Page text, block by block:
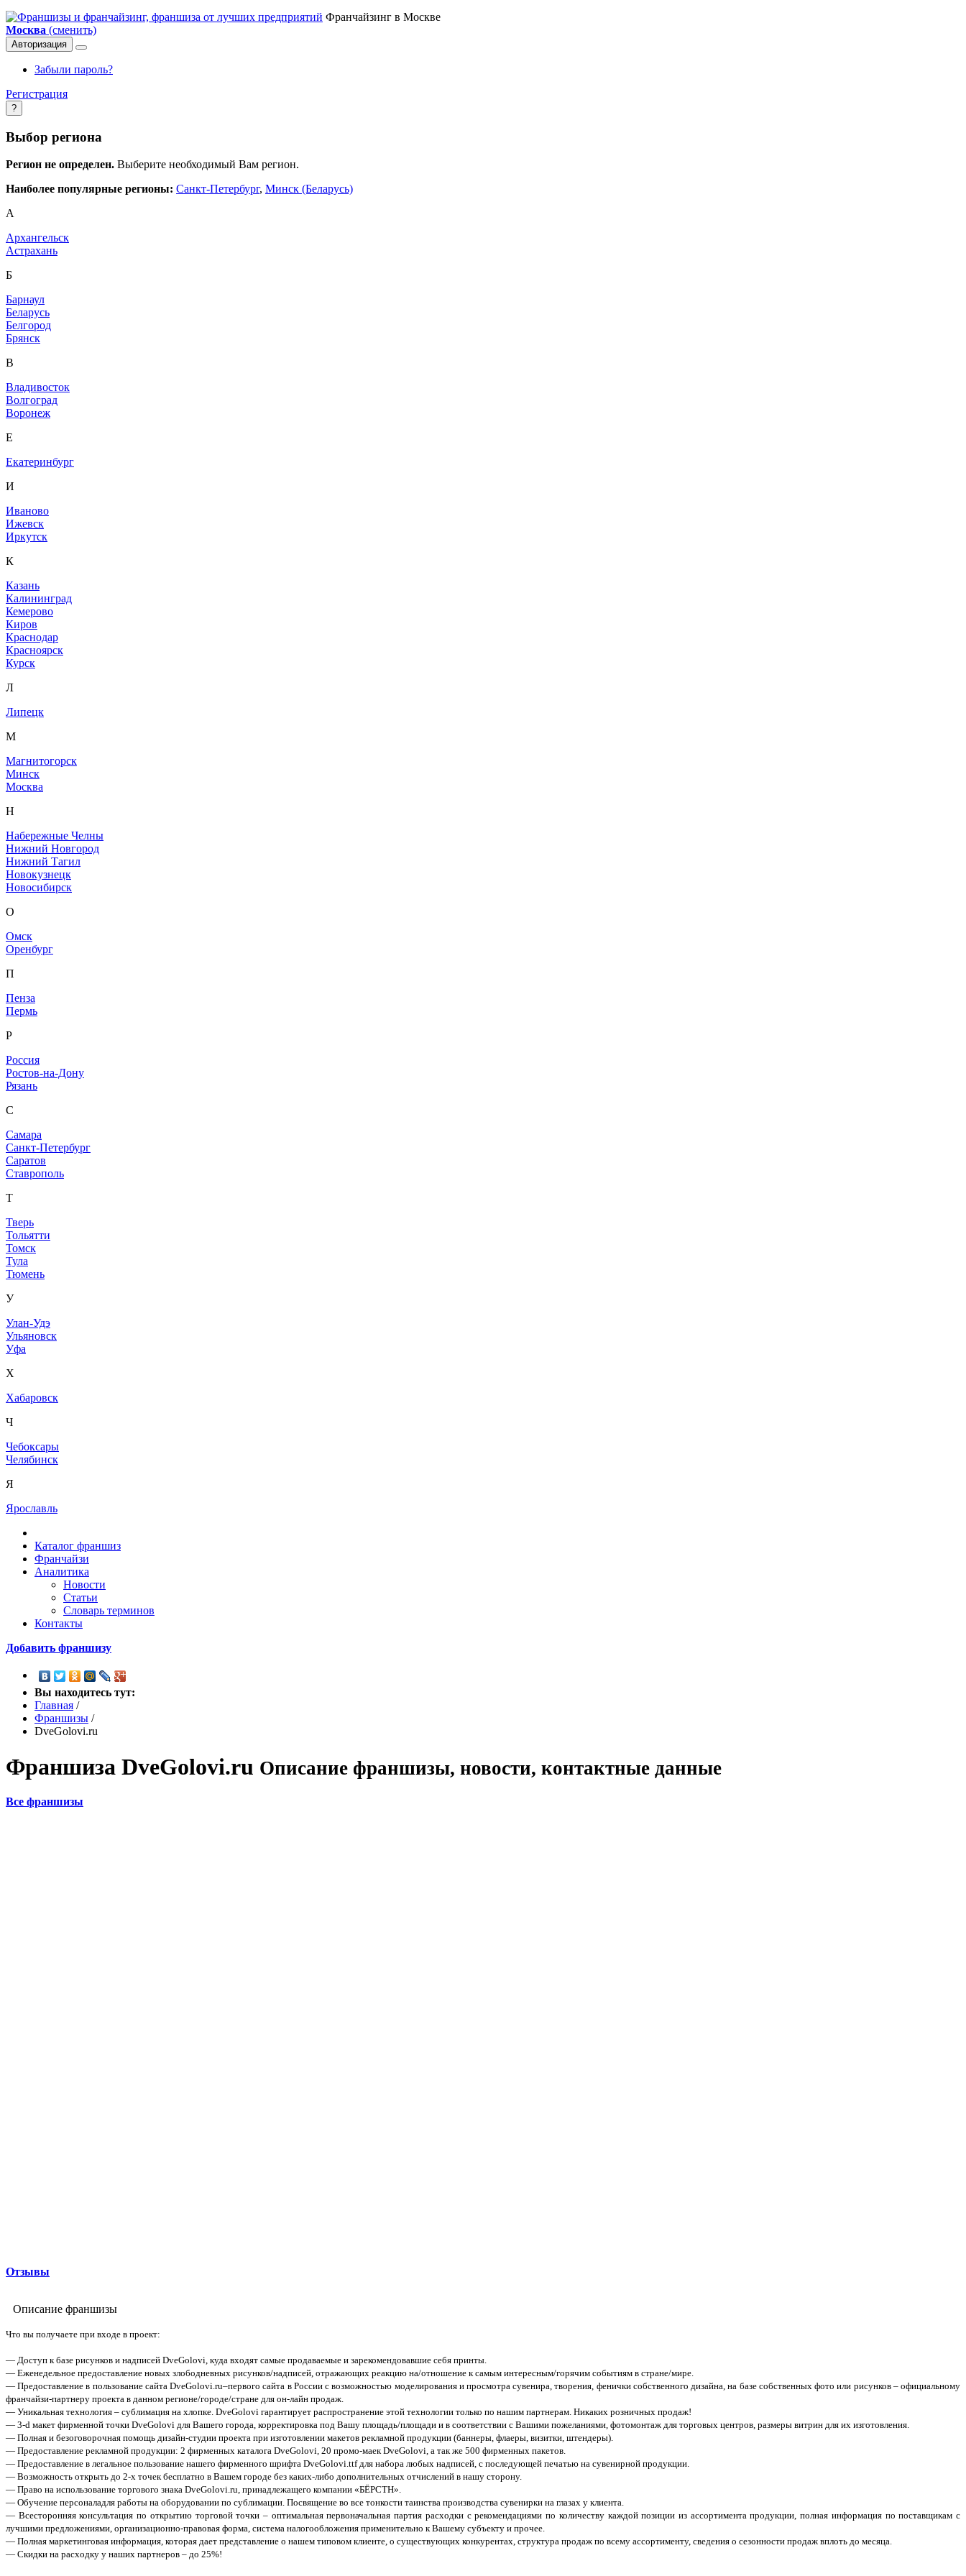
Франчайзинг в Москве
Москва (сменить)
Авторизация
Забыли пароль?
Регистрация
?
Выбор региона
Регион не определен. Выберите необходимый Вам регион.
Наиболее популярные регионы: Санкт-Петербург, Минск (Беларусь)
А
Архангельск
Астрахань
Б
Барнаул
Беларусь
Белгород
Брянск
В
Владивосток
Волгоград
Воронеж
Е
Екатеринбург
И
Иваново
Ижевск
Иркутск
К
Казань
Калининград
Кемерово
Киров
Краснодар
Красноярск
Курск
Л
Липецк
М
Магнитогорск
Минск
Москва
Н
Набережные Челны
Нижний Новгород
Нижний Тагил
Новокузнецк
Новосибирск
О
Омск
Оренбург
П
Пенза
Пермь
Р
Россия
Ростов-на-Дону
Рязань
С
Самара
Санкт-Петербург
Саратов
Ставрополь
Т
Тверь
Тольятти
Томск
Тула
Тюмень
У
Улан-Удэ
Ульяновск
Уфа
Х
Хабаровск
Ч
Чебоксары
Челябинск
Я
Ярославль
Каталог франшиз
Франчайзи
Аналитика
Новости
Статьи
Словарь терминов
Контакты
Добавить франшизу
Вы находитесь тут:
Главная /
Франшизы /
DveGolovi.ru
Франшиза DveGolovi.ru Описание франшизы, новости, контактные данные
Все франшизы
Отзывы
Описание франшизы
Что вы получаете при входе в проект:
— Доступ к базе рисунков и надписей DveGolovi, куда входят самые продаваемые и зарекомендовавшие себя принты.
— Еженедельное предоставление новых злободневных рисунков/надписей, отражающих реакцию на/отношение к самым интересным/горячим cобытиям в стране/мире.
— Предоставление в пользование сайта DveGolovi.ru–первого сайта в России с возможностью моделирования и просмотра сувенира, творения, фенички собственного дизайна, на базе собственных фото или рисунков – официальному
франчайзи-партнеру проекта в данном регионе/городе/стране для он-лайн продаж.
— Уникальная технология – сублимация на хлопке. DveGolovi гарантирует распространение этой технологии только по нашим партнерам. Никаких розничных продаж!
— 3-d макет фирменной точки DveGolovi для Вашего города, корректировка под Вашу площадь/площади и в соответствии с Вашими пожеланиями, фотомонтаж для торговых центров, размеры витрин для их изготовления.
— Полная и безоговорочная помощь дизайн-студии проекта при изготовлении макетов рекламной продукции (баннеры, флаеры, визитки, штендеры).
— Предоставление рекламной продукции: 2 фирменных каталога DveGolovi, 20 промо-маек DveGolovi, а так же 500 фирменных пакетов.
— Предоставление в легальное пользование нашего фирменного шрифта DveGolovi.ttf для набора любых надписей, с последующей печатью на сувенирной продукции.
— Возможность открыть до 2-х точек бесплатно в Вашем городе без каких-либо дополнительных отчислений в нашу сторону.
— Право на использование торгового знака DveGolovi.ru, принадлежащего компании «БЁРСТН».
— Обучение персоналадля работы на оборудовании по сублимации. Посвящение во все тонкости таинства производства сувенирки на глазах у клиента.
— Всесторонняя консультация по открытию торговой точки – оптимальная первоначальная партия расходки с рекомендациями по количеству каждой позиции из ассортимента продукции, полная информация по поставщикам с
лучшими предложениями, организационно-правовая форма, система налогообложения применительно к Вашему субъекту и прочее.
— Полная маркетинговая информация, которая дает представление о нашем типовом клиенте, о существующих конкурентах, структура продаж по всему ассортименту, сведения о сезонности продаж вплоть до месяца.
— Скидки на расходку у наших партнеров – до 25%!